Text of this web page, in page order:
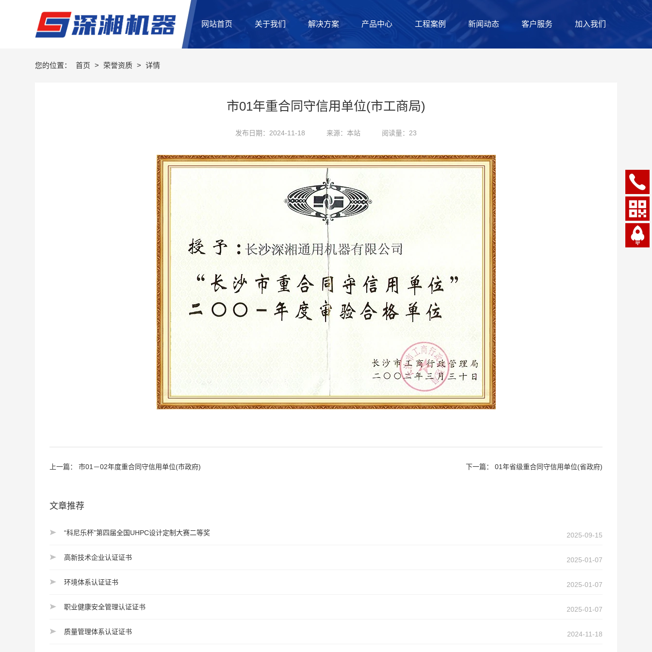
网站首页 关于我们 解决方案 产品中心 工程案例 新闻动态 客户服务 加入我们
您的位置： 首页 > 荣誉资质 > 详情
市01年重合同守信用单位(市工商局)
发布日期：2024-11-18 来源：本站 阅读量：23
上一篇： 市01－02年度重合同守信用单位(市政府) 下一篇： 01年省级重合同守信用单位(省政府)
文章推荐
“科尼乐杯”第四届全国UHPC设计定制大赛二等奖 2025-09-15
高新技术企业认证证书 2025-01-07
环境体系认证证书 2025-01-07
职业健康安全管理认证证书 2025-01-07
质量管理体系认证证书 2024-11-18